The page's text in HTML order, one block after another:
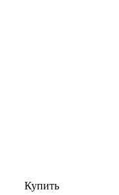
Купить